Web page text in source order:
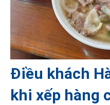
Điều khách
khi xếp hàng